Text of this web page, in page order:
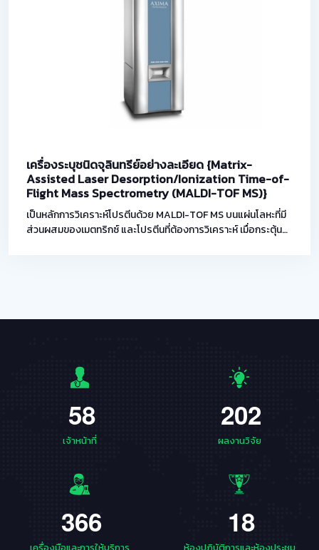
เครื่องระบุชนิดจุลินทรีย์อย่างละเอียด {Matrix-
Assisted Laser Desorption/Ionization Time-of-
Flight Mass Spectrometry (MALDI-TOF MS)}
เป็นหลักการวิเคราะห์โปรตีนด้วย MALDI-TOF MS บนแผ่นโลหะที่มี
ส่วนผสมของเมตทริกซ์ และโปรตีนที่ต้องการวิเคราะห์ เมื่อกระตุ้น
รถจําแนกชนิดของโปรตีนจําเพาะได้ สำหรับการวิเคราะห์ชีวโมเลกุล
58
เจ้าหน้าที่
202
ผลงานวิจัย
366 18